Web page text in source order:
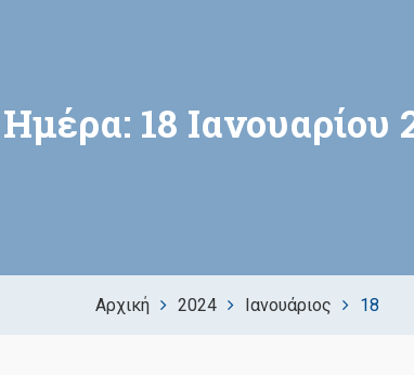
Ημέρα: 18 Ιανουαρίου
Αρχική 2024 Ιανουάριος 18